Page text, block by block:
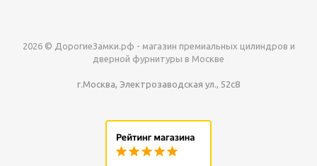
2026 © ДорогиеЗамки.рф - магазин премиальных цилиндров и
дверной фурнитуры в Москве
г.Москва, Электрозаводская ул., 52с8